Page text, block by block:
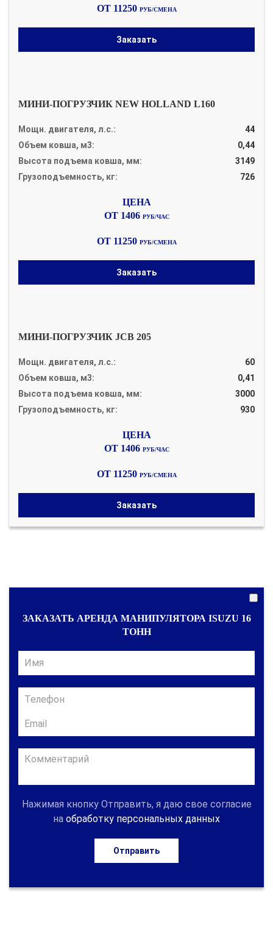
ОТ 11250 РУБ/СМЕНА
Заказать
МИНИ-ПОГРУЗЧИК NEW HOLLAND L160
Мощн. двигателя, л.с.:
44
Объем ковша, м3:
0,44
Высота подъема ковша, мм:
3149
Грузоподъемность, кг:
726
ОТ 1406 РУБ/ЧАС
ОТ 11250 РУБ/СМЕНА
Заказать
МИНИ-ПОГРУЗЧИК JCB 205
Мощн. двигателя, л.с.:
60
Объем ковша, м3:
0,41
Высота подъема ковша, мм:
3000
Грузоподъемность, кг:
930
ОТ 1406 РУБ/ЧАС
ОТ 11250 РУБ/СМЕНА
Заказать
ЗАКАЗАТЬ АРЕНДА МАНИПУЛЯТОРА ISUZU 16
ТОНН
Нажимая кнопку Отправить, я даю свое согласие
на обработку персональных данных
Отправить